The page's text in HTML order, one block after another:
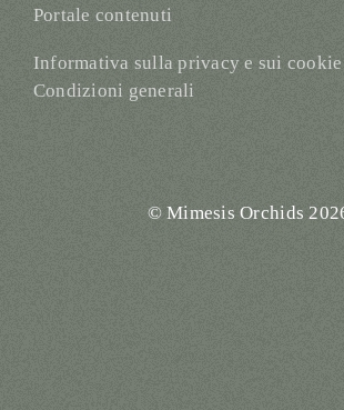
Portale contenuti
Informativa sulla privacy e sui cookie
Condizioni generali
© Mimesis Orchids